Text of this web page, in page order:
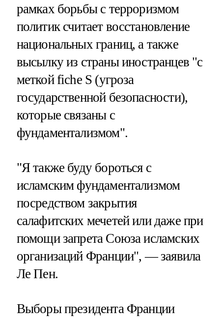
рамках борьбы с терроризмом
политик считает восстановление
национальных границ, а также
высылку из страны иностранцев "с
меткой fiche S (угроза
государственной безопасности),
которые связаны с
фундаментализмом".
"Я также буду бороться с
исламским фундаментализмом
посредством закрытия
салафитских мечетей или даже при
помощи запрета Союза исламских
организаций Франции", — заявила
Ле Пен.
Выборы президента Франции